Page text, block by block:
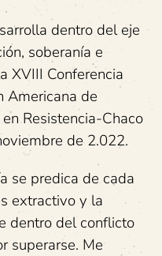
dentro del eje
soberanía e
XVIII Conferencia
Americana de
Resistencia-Chaco
de 2.022.
se predica de cada
extractivo y la
dentro del conflicto
superarse. Me